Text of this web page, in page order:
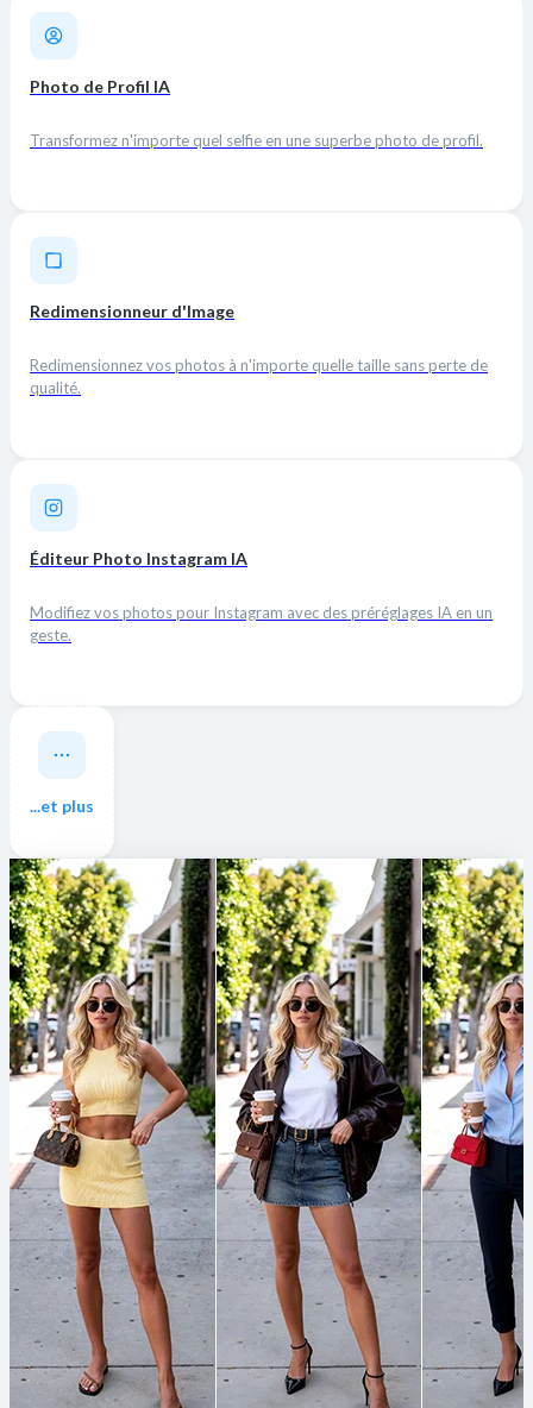
Photo de Profil IA
Transformez n'importe quel selfie en une superbe photo de profil.
Redimensionneur d'Image
Redimensionnez vos photos à n'importe quelle taille sans perte de
qualité.
Éditeur Photo Instagram IA
Modifiez vos photos pour Instagram avec des préréglages IA en un
geste.
...et plus